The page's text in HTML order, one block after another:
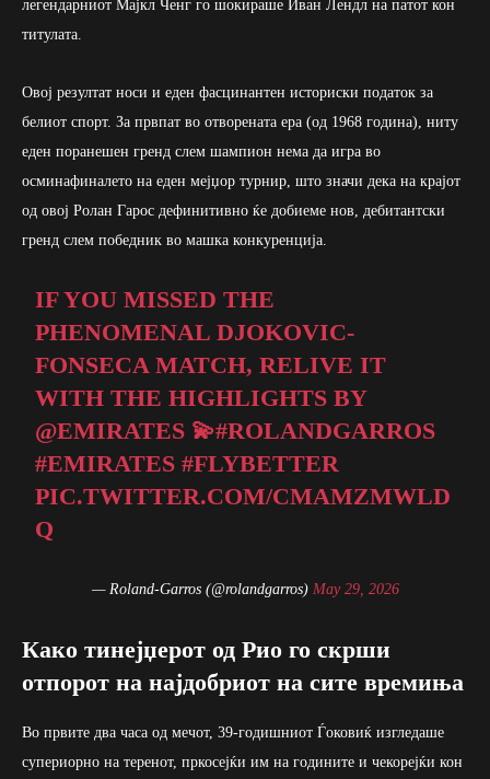
легендарниот Мајкл Ченг го шокираше Иван Лендл на патот кон
титулата.
Овој резултат носи и еден фасцинантен историски податок за
белиот спорт. За првпат во отворената ера (од 1968 година), ниту
еден поранешен гренд слем шампион нема да игра во
осминафиналето на еден мејџор турнир, што значи дека на крајот
од овој Ролан Гарос дефинитивно ќе добиеме нов, дебитантски
гренд слем победник во машка конкуренција.
IF YOU MISSED THE
PHENOMENAL DJOKOVIC-
FONSECA MATCH, RELIVE IT
WITH THE HIGHLIGHTS BY
@EMIRATES 💫#ROLANDGARROS
#EMIRATES #FLYBETTER
PIC.TWITTER.COM/CMAMZMWLD
Q
— Roland-Garros (@rolandgarros) May 29, 2026
Како тинејџерот од Рио го скрши
отпорот на најдобриот на сите времиња
Во првите два часа од мечот, 39-годишниот Ѓоковиќ изгледаше
супериорно на теренот, пркосејќи им на годините и чекорејќи кон